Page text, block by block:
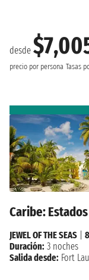
desde
precio por persona Tasas
Caribe:
JEWEL OF THE SEAS
Duración: 3 noches
Salida desde: Fort